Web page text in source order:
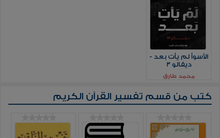
الأسوأ لم يأت بعد -
ديفالو 3
محمد طارق
كتب من قسم تفسير القرآن الكريم